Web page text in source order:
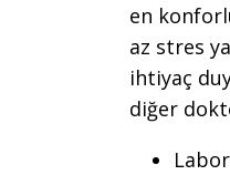
en
az stres
ihtiyaç
diğer